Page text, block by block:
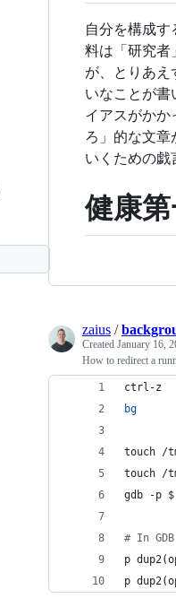
自分を構成
料は「研究者
が、とりあ
いなことが
イアスがかか
ろ」的な文
いくための戯
健康
zaius /
Created January 16,
How to redirect a
ctrl-z
bg
touch /
touch /
gdb -p
# In GDB
p
p